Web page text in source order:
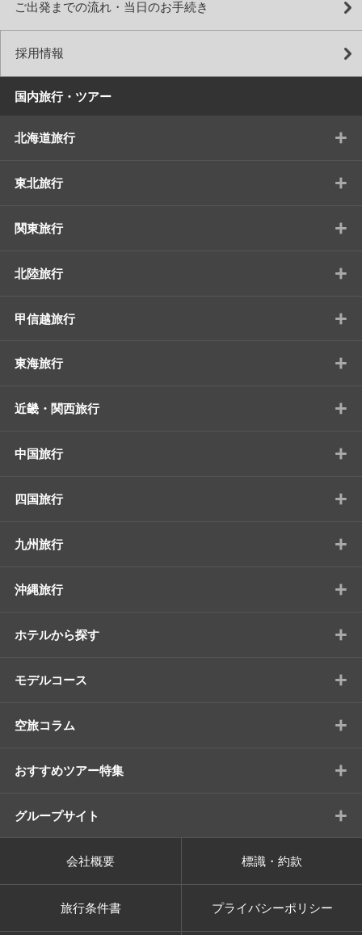
ご出発までの流れ・当日のお手続き
採用情報
国内旅行・ツアー
北海道旅行 +
東北旅行 +
関東旅行 +
北陸旅行 +
甲信越旅行 +
東海旅行 +
近畿・関西旅行 +
中国旅行 +
四国旅行 +
九州旅行 +
沖縄旅行 +
ホテルから探す +
モデルコース +
空旅コラム +
おすすめツアー特集 +
グループサイト +
会社概要 標識・約款
旅行条件書 プライバシーポリシー